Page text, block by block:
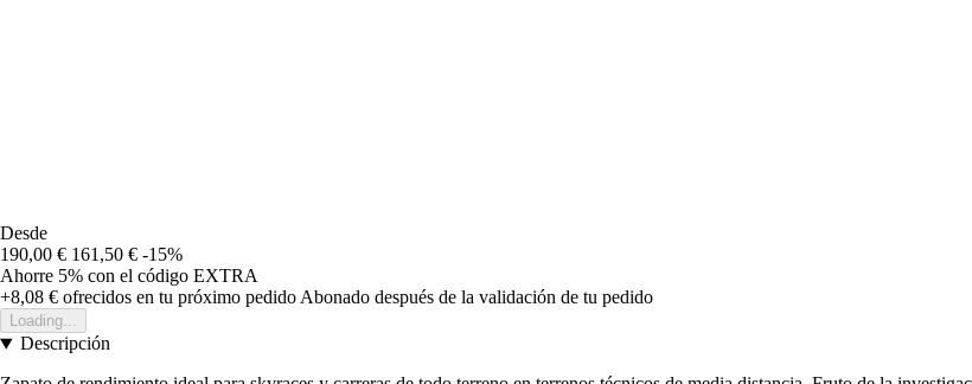
Desde
190,00 € 161,50 € -15%
Ahorre 5% con el código EXTRA
+8,08 € ofrecidos en tu próximo pedidoAbonado después de la validación de tu pedido
Loading...
Descripción